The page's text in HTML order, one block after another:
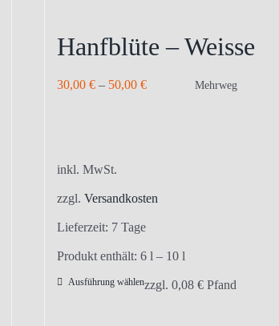
Hanfblüte – Weisse
30,00€ – 50,00€ Mehrweg
inkl. MwSt.
zzgl.Versandkosten
Lieferzeit: 7 Tage
Produkt enthält: 6l – 10l
Ausführung wählenDieses
zzgl.0,08€ Pfand